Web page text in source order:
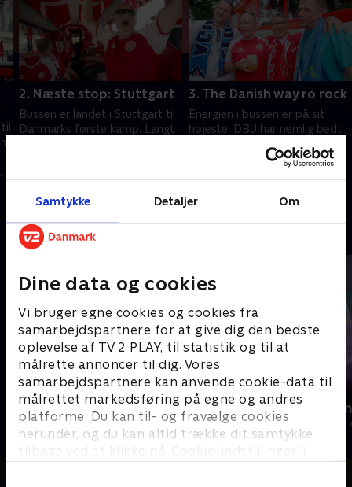
Samtykke Detaljer Om
Dine data og cookies
Vi bruger egne cookies og cookies fra
samarbejdspartnere for at give dig den bedste
oplevelse af TV 2 PLAY, til statistik og til at
målrette annoncer til dig. Vores
samarbejdspartnere kan anvende cookie-data til
målrettet markedsføring på egne og andres
platforme. Du kan til- og fravælge cookies
herunder, og du kan altid trække dit samtykke
tilbage ved at klikke på ’Cookie-indstillinger’ i
2. Næste stop: Stuttgart
Bussen er landet i Stuttgart til
Danmarks første kamp. Langt
28. august 2024 • 11 min
3. The Danish way ro rock
Energien i bussen er på sit
højeste. DBU har nemlig bedt
fanmarchen forud for England-
27. juni 2024 • 12 min
Andre så også
Jul på slottet - Warwick
2020 • Livsstil • 46 min
Julelys for
2022 • Livsstil •